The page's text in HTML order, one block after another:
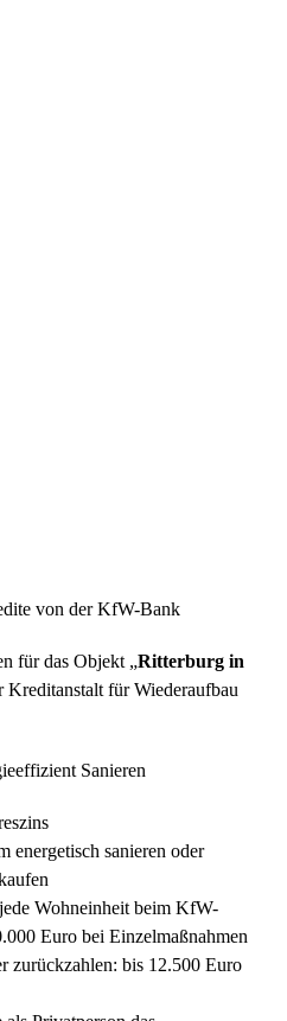
von der KfW-Bank
für das Objekt „Ritterburg in
Kreditanstalt für Wiederaufbau
Sanieren
energetisch sanieren oder
Wohneinheit beim KfW-
Euro bei Einzelmaßnahmen
zurückzahlen: bis 12.500 Euro